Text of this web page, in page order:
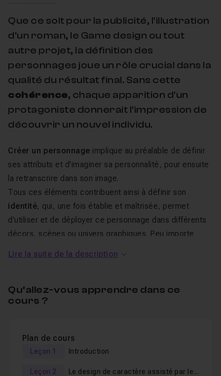
Que ce soit pour la publicité, l'illustration
d'un roman, le Game design ou tout
autre projet, la définition des
personnages joue un rôle crucial dans la
qualité du résultat final. Sans cette
cohérence, chaque apparition d'un
protagoniste donnerait l'impression de
découvrir un nouvel individu.
Créer un personnage implique au préalable de définir
ses attributs et d'imaginer sa personnalité, pour ensuite
la retranscrire dans son image.
Tous ces éléments contribuent ainsi à définir son
identité, qui, une fois établie et maîtrisée, permet
d'utiliser et de déployer ce personnage dans différents
décors, scènes ou univers graphiques. Peu importe
reconnaissable et participe pleinement à la
Bien que cette cohérence soit essentielle, elle ne
et pouvoir le réutiliser tout en travaillant avec des IA
représente donc un défi. Un défi néanmoins loin d’être
insurmontable.
Lire la suite de la description
Qu’allez-vous apprendre dans ce
cours ?
Plan de cours
Leçon 1 Introduction
Leçon 2 Le design de caractère assisté par les AI